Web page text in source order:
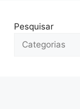
Pesquisar